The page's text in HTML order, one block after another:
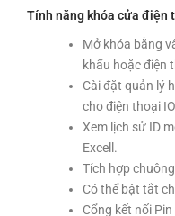
Tính năng khóa cửa điện
Mở khóa bằng
khẩu hoặc điện
Cài đặt quản lý
cho điện thoại
Xem lịch sử ID
Excell.
Tích hợp
Có thể bật tắt
Cổng kết nối